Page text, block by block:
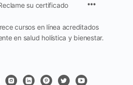
su certificado
cursos en línea acreditados
en salud holística y bienestar.